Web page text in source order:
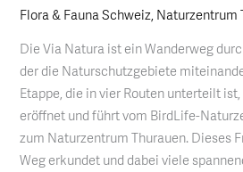
Flora & Fauna Schweiz, Naturzentrum
Die Via Natura ist ein Wanderweg
der die Naturschutzgebiete
Etappe, die in vier Routen unterteilt
eröffnet und führt vom BirdLife-
zum Naturzentrum Thurauen. Dieses
Weg erkundet und dabei viele
zum